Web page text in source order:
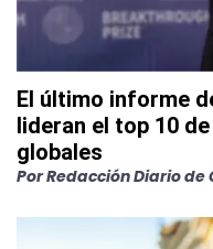
El último informe
lideran el top 10
globales
PorRedacción Diario de